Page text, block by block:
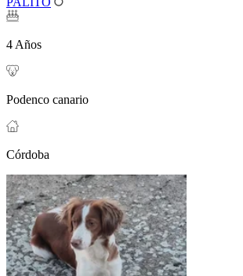
4 Años
Podenco canario
Córdoba